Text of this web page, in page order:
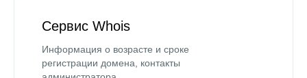
Сервис Whois
Информация о возрасте и сроке
регистрации домена, контакты